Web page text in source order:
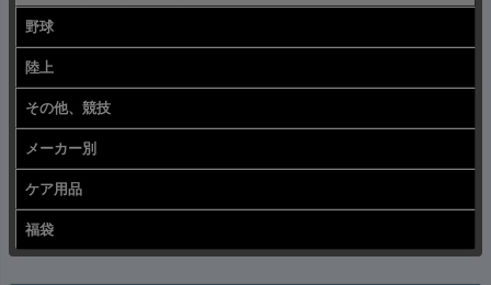
野球
陸上
その他、競技
メーカー別
ケア用品
福袋